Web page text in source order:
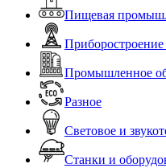
Пищевая
Промышленное
Разное
Световое и
Станки и